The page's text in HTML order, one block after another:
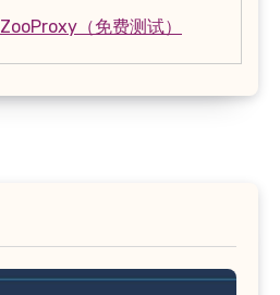
ZooProxy（免费测试）